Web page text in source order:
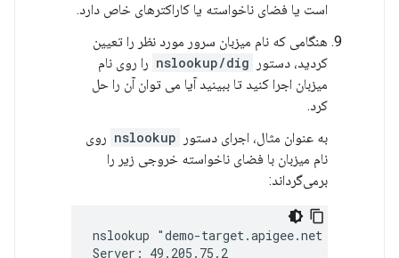
است یا فضای ناخواسته یا کاراکترهای خاص دارد.
هنگامی که نام میزبان سرور مورد نظر را تعیین
کردید، دستور
nslookup/dig را روی نام
میزبان اجرا کنید تا ببینید آیا می توان آن را حل
کرد.
به عنوان مثال، اجرای دستور
nslookup روی
نام میزبان با فضای ناخواسته خروجی زیر را
برمی‌گرداند:
nslookup "demo-target.apigee.net "
Server:	49.205.75.2